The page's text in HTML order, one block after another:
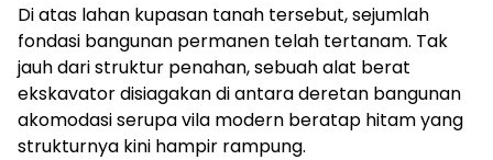
Di atas lahan kupasan tanah tersebut, sejumlah
fondasi bangunan permanen telah tertanam. Tak
jauh dari struktur penahan, sebuah alat berat
ekskavator disiagakan di antara deretan bangunan
akomodasi serupa vila modern beratap hitam yang
strukturnya kini hampir rampung.